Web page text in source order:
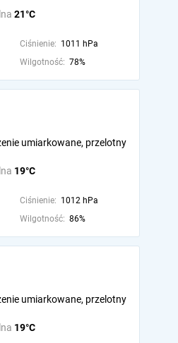
21°C
Ciśnienie: 1011 hPa
Wilgotność: 78%
19°C
umiarkowane, przelotny
Ciśnienie: 1012 hPa
Wilgotność: 86%
19°C
umiarkowane, przelotny